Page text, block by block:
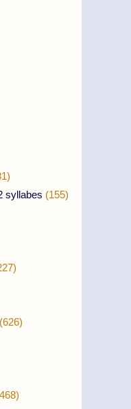
syllabes (155)
(626)